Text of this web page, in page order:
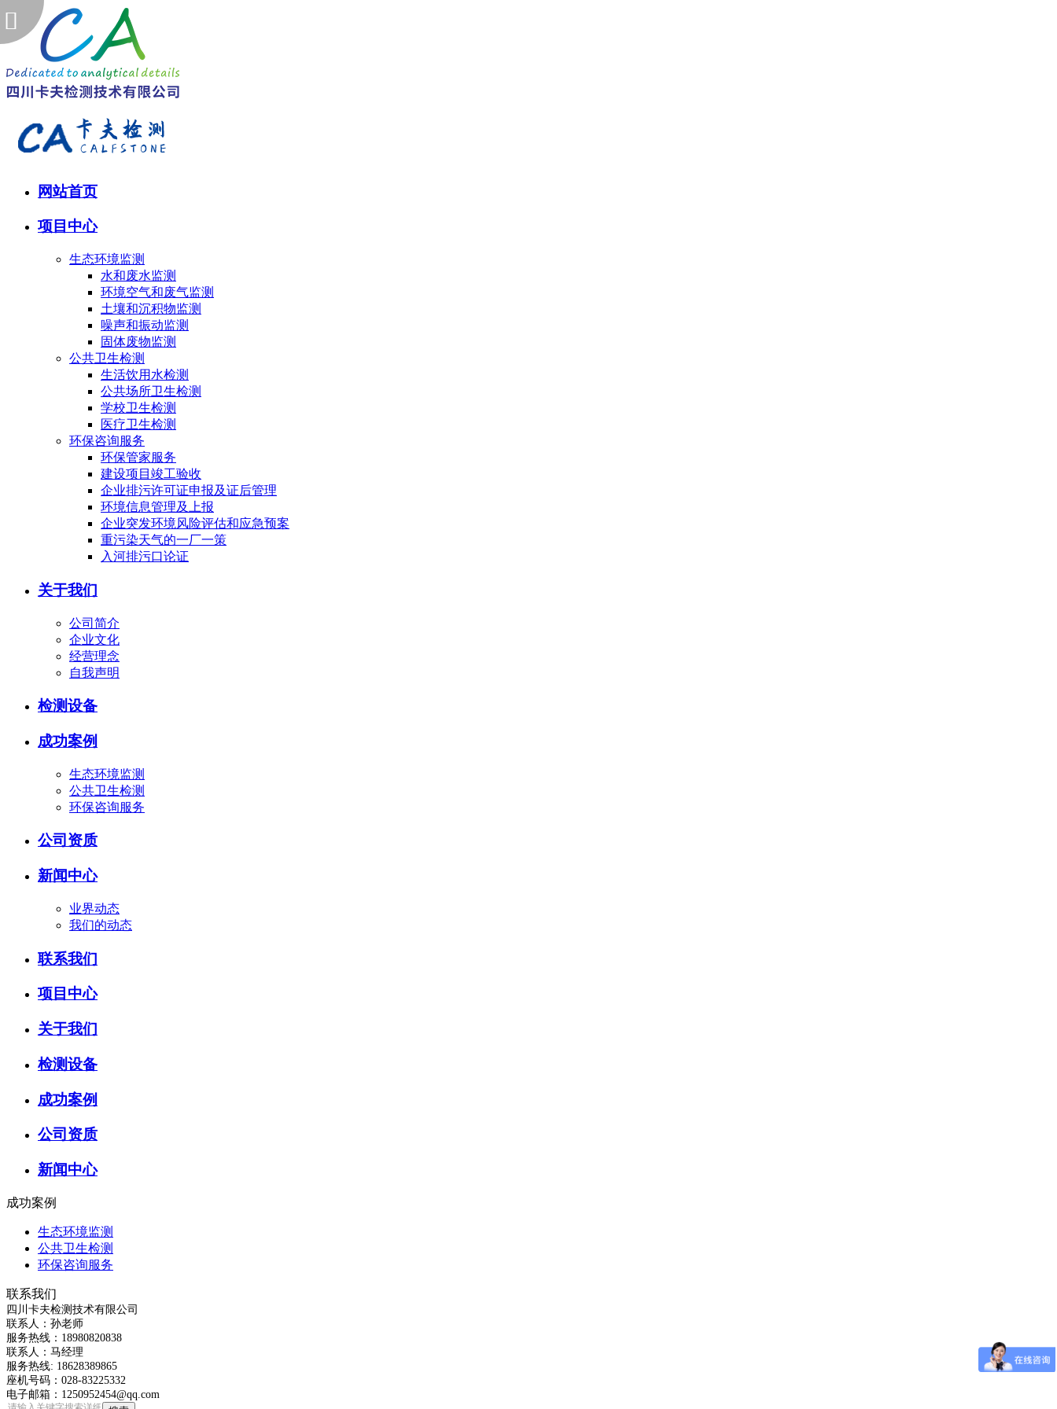
网站首页
项目中心
生态环境监测
水和废水监测
环境空气和废气监测
土壤和沉积物监测
噪声和振动监测
固体废物监测
公共卫生检测
生活饮用水检测
公共场所卫生检测
学校卫生检测
医疗卫生检测
环保咨询服务
环保管家服务
建设项目竣工验收
企业排污许可证申报及证后管理
环境信息管理及上报
企业突发环境风险评估和应急预案
重污染天气的一厂一策
入河排污口论证
关于我们
公司简介
企业文化
经营理念
自我声明
检测设备
成功案例
生态环境监测
公共卫生检测
环保咨询服务
公司资质
新闻中心
业界动态
我们的动态
联系我们
项目中心
关于我们
检测设备
成功案例
公司资质
新闻中心
成功案例
生态环境监测
公共卫生检测
环保咨询服务
联系我们
四川卡夫检测技术有限公司
联系人：孙老师
服务热线：18980820838
联系人：马经理
服务热线: 18628389865
座机号码：028-83225332
电子邮箱：1250952454@qq.com